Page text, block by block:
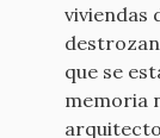
viviendas
que se
memoria